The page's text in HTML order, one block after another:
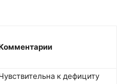
к дефициту